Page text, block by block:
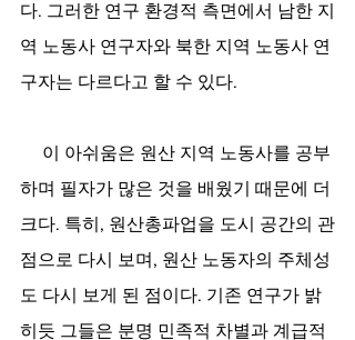
다. 그러한 연구 환경적 측면에서 남한 지
역 노동사 연구자와 북한 지역 노동사 연
구자는 다르다고 할 수 있다.
하며 필자가 많은 것을 배웠기 때문에 더
크다. 특히, 원산총파업을 도시 공간의 관
점으로 다시 보며, 원산 노동자의 주체성
도 다시 보게 된 점이다. 기존 연구가 밝
히듯 그들은 분명 민족적 차별과 계급적